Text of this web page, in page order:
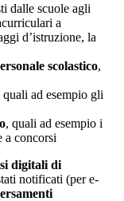
dalle scuole agli
a
d’istruzione, la
scolastico,
quali ad esempio gli
, quali ad esempio i
a concorsi
digitali di
notificati (per e-